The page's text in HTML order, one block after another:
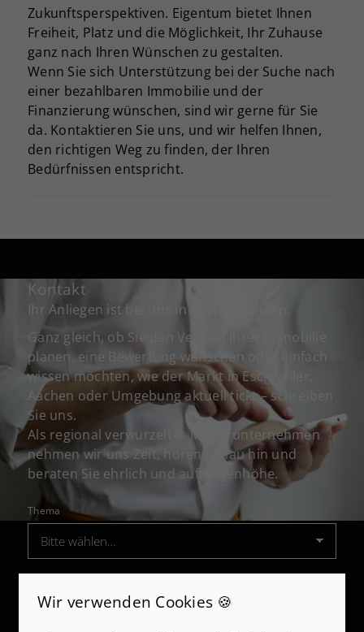
Zukunftsperspektiven. Eigentum bietet Ihnen
Freiheit, Platz und die Möglichkeit, Ihr Zuhause
ganz nach Ihren Wünschen zu gestalten.
Wenn Sie sich Unterstützung bei der Suche nach
einer bezahlbaren Immobilie und der
Finanzierung wünschen, sind wir gerne für Sie
da. Kontaktieren Sie uns, und wir helfen Ihnen,
den richtigen Weg zu finden, der Ihren
Bedürfnissen entspricht.
Kontakt
Ihr Anliegen ist bei uns in besten Händen.
Ganz gleich, ob Sie den Verkauf Ihrer Immobilie
planen, eine Bewertung wünschen oder einfach
wissen möchten, wie der Markt in Eschweiler,
Aachen oder Umgebung aktuell tickt – schreiben
Sie uns.
Als regional verwurzeltes Maklerunternehmen
nehmen wir uns Zeit, hören genau hin und
beraten Sie ehrlich und auf Augenhöhe.
Thema
Wir verwenden Cookies 🍪